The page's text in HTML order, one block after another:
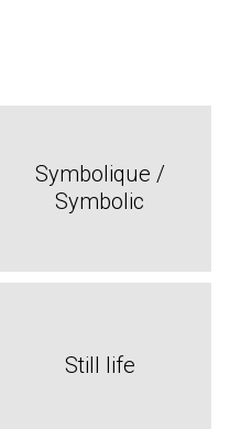
Symbolique /
Symbolic
Still life